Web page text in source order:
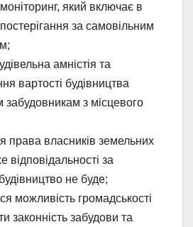
який включає в
за самовільним
амністія та
вартості будівництва
забудовникам з місцевого
права власників земельних
відповідальності за
не буде;
можливість громадськості
законність забудови та